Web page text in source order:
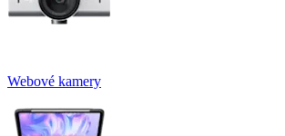
Webové kamery